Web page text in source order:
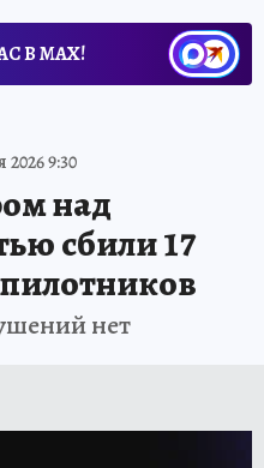
В МАХ!
9:30
над
сбили 17
нет